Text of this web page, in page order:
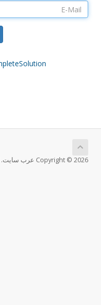
Copyright © 2026 عرب سايت. All Rights Reserved.